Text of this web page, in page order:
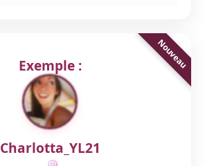
Exemple :
Charlotta_YL21